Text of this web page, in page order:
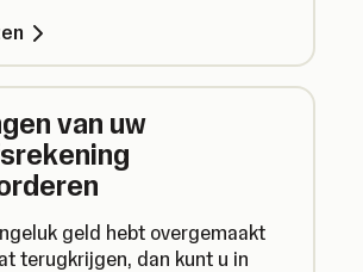
van uw
geld hebt overgemaakt
terugkrijgen, dan kunt u in